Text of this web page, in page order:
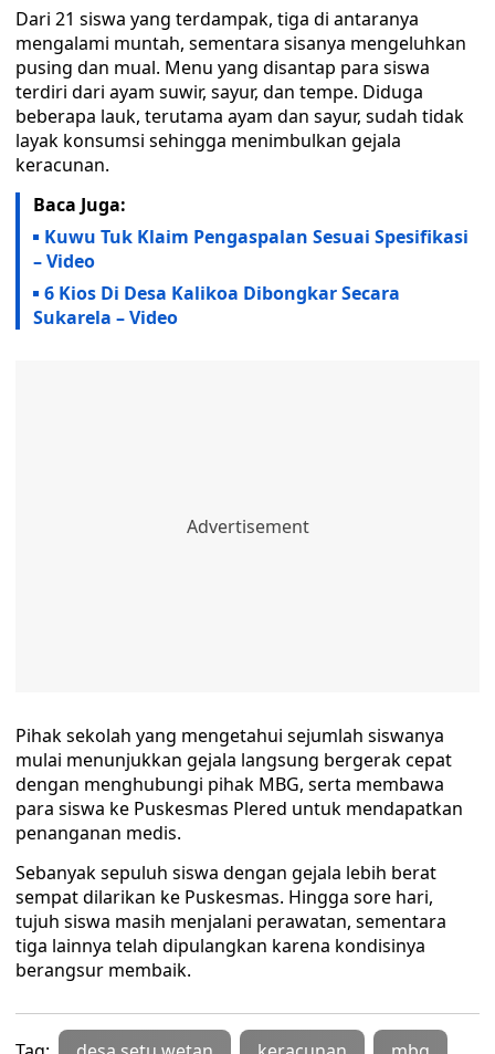
Dari 21 siswa yang terdampak, tiga di antaranya
mengalami muntah, sementara sisanya mengeluhkan
pusing dan mual. Menu yang disantap para siswa
terdiri dari ayam suwir, sayur, dan tempe. Diduga
beberapa lauk, terutama ayam dan sayur, sudah tidak
layak konsumsi sehingga menimbulkan gejala
keracunan.
Baca Juga:
Kuwu Tuk Klaim Pengaspalan Sesuai Spesifikasi
– Video
6 Kios Di Desa Kalikoa Dibongkar Secara
Sukarela – Video
Pihak sekolah yang mengetahui sejumlah siswanya
mulai menunjukkan gejala langsung bergerak cepat
dengan menghubungi pihak MBG, serta membawa
para siswa ke Puskesmas Plered untuk mendapatkan
penanganan medis.
Sebanyak sepuluh siswa dengan gejala lebih berat
sempat dilarikan ke Puskesmas. Hingga sore hari,
tujuh siswa masih menjalani perawatan, sementara
tiga lainnya telah dipulangkan karena kondisinya
berangsur membaik.